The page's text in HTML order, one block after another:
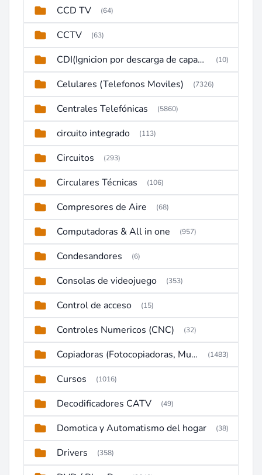
CCD TV (64)
CCTV (63)
CDI(Ignicion por descarga de capacitor) (10)
Celulares (Telefonos Moviles) (7326)
Centrales Telefónicas (5860)
circuito integrado (113)
Circuitos (293)
Circulares Técnicas (106)
Compresores de Aire (68)
Computadoras & All in one (957)
Condesandores (6)
Consolas de videojuego (353)
Control de acceso (15)
Controles Numericos (CNC) (32)
Copiadoras (Fotocopiadoras, Multifunctions, Ploter, etc) (1483)
Cursos (1016)
Decodificadores CATV (49)
Domotica y Automatismo del hogar (38)
Drivers (358)